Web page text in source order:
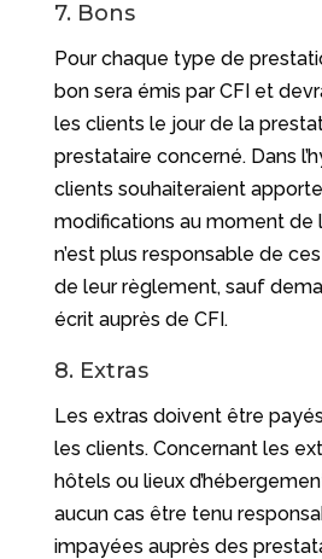
7. Bons
Pour chaque type de
bon sera émis par CFI et
les clients le jour de la
prestataire concerné. Dans
clients souhaiteraient
modifications au moment de
n’est plus responsable de
de leur règlement, sauf
écrit auprès de CFI.
8. Extras
Les extras doivent être
les clients. Concernant les
hôtels ou lieux
aucun cas être tenu
impayées auprès des